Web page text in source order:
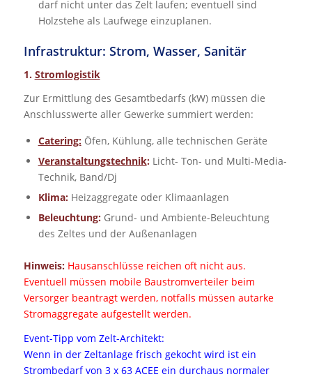
darf nicht unter das Zelt laufen; eventuell sind
Holzstehe als Laufwege einzuplanen.
Infrastruktur: Strom, Wasser, Sanitär
1. Stromlogistik
Zur Ermittlung des Gesamtbedarfs (kW) müssen die
Anschlusswerte aller Gewerke summiert werden:
Catering:Öfen, Kühlung, alle technischen Geräte
Veranstaltungstechnik:Licht- Ton- und Multi-Media-
Technik, Band/Dj
Klima:Heizaggregate oder Klimaanlagen
Beleuchtung:Grund- und Ambiente-Beleuchtung
des Zeltes und der Außenanlagen
Hinweis: Hausanschlüsse reichen oft nicht aus.
Eventuell müssen mobile Baustromverteiler beim
Versorger beantragt werden, notfalls müssen autarke
Stromaggregate aufgestellt werden.
Event-Tipp vom Zelt-Architekt:
Wenn in der Zeltanlage frisch gekocht wird ist ein
Strombedarf von 3 x 63 ACEE ein durchaus normaler